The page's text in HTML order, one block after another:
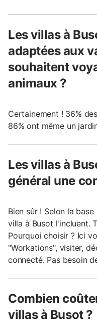
Les villas à
adaptées aux
souhaitent
animaux ?
Certainement ! 36%
86% ont même un
Les villas à
général une
Bien sûr ! Selon la
villa à Busot l'incluent.
Pourquoi choisir ? Ici
"Workations", visiter,
connecté. Pas besoin
Combien
villas à Busot ?